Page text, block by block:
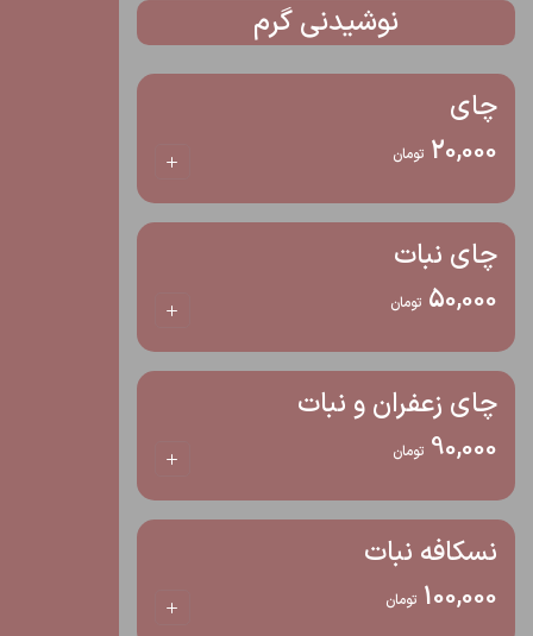
نوشیدنی گرم
چای
20,000 تومان
چای نبات
50,000 تومان
چای زعفران و نبات
90,000 تومان
نسکافه نبات
100,000 تومان